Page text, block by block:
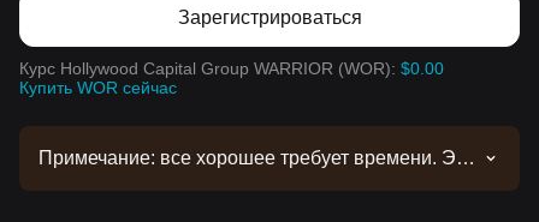
Зарегистрироваться
Курс Hollywood Capital Group WARRIOR (WOR): $0.00
Купить WOR сейчас
Примечание: все хорошее требует времени. Эта